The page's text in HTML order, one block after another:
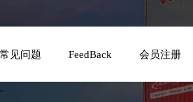
常见问题 FeedBack 会员注册